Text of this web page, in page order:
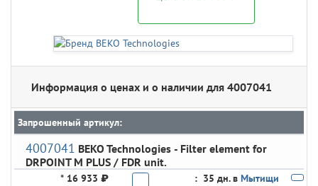
Информация о ценах и о наличии для 4007041
Запрошенный артикул:
4007041 BEKO Technologies - Filter element for
DRPOINT M PLUS / FDR unit.
* 16 933 ₽ : 35 дн. в Мытищи